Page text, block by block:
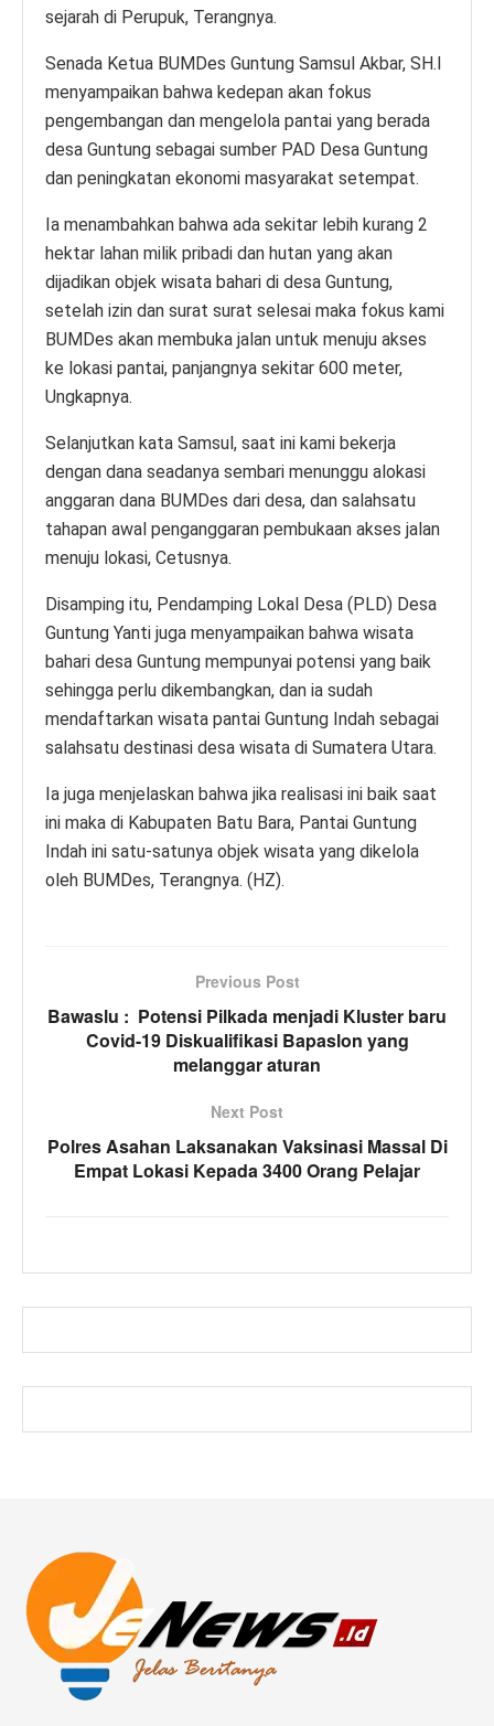
sejarah di Perupuk, Terangnya.
Senada Ketua BUMDes Guntung Samsul Akbar, SH.I
menyampaikan bahwa kedepan akan fokus
pengembangan dan mengelola pantai yang berada
desa Guntung sebagai sumber PAD Desa Guntung
dan peningkatan ekonomi masyarakat setempat.
Ia menambahkan bahwa ada sekitar lebih kurang 2
hektar lahan milik pribadi dan hutan yang akan
dijadikan objek wisata bahari di desa Guntung,
setelah izin dan surat surat selesai maka fokus kami
BUMDes akan membuka jalan untuk menuju akses
ke lokasi pantai, panjangnya sekitar 600 meter,
Ungkapnya.
Selanjutkan kata Samsul, saat ini kami bekerja
dengan dana seadanya sembari menunggu alokasi
anggaran dana BUMDes dari desa, dan salahsatu
tahapan awal penganggaran pembukaan akses jalan
menuju lokasi, Cetusnya.
Disamping itu, Pendamping Lokal Desa (PLD) Desa
Guntung Yanti juga menyampaikan bahwa wisata
bahari desa Guntung mempunyai potensi yang baik
sehingga perlu dikembangkan, dan ia sudah
mendaftarkan wisata pantai Guntung Indah sebagai
salahsatu destinasi desa wisata di Sumatera Utara.
Ia juga menjelaskan bahwa jika realisasi ini baik saat
ini maka di Kabupaten Batu Bara, Pantai Guntung
Indah ini satu-satunya objek wisata yang dikelola
oleh BUMDes, Terangnya. (HZ).
Previous Post
Bawaslu : Potensi Pilkada menjadi Kluster baru
Covid-19 Diskualifikasi Bapaslon yang
melanggar aturan
Next Post
Polres Asahan Laksanakan Vaksinasi Massal Di
Empat Lokasi Kepada 3400 Orang Pelajar